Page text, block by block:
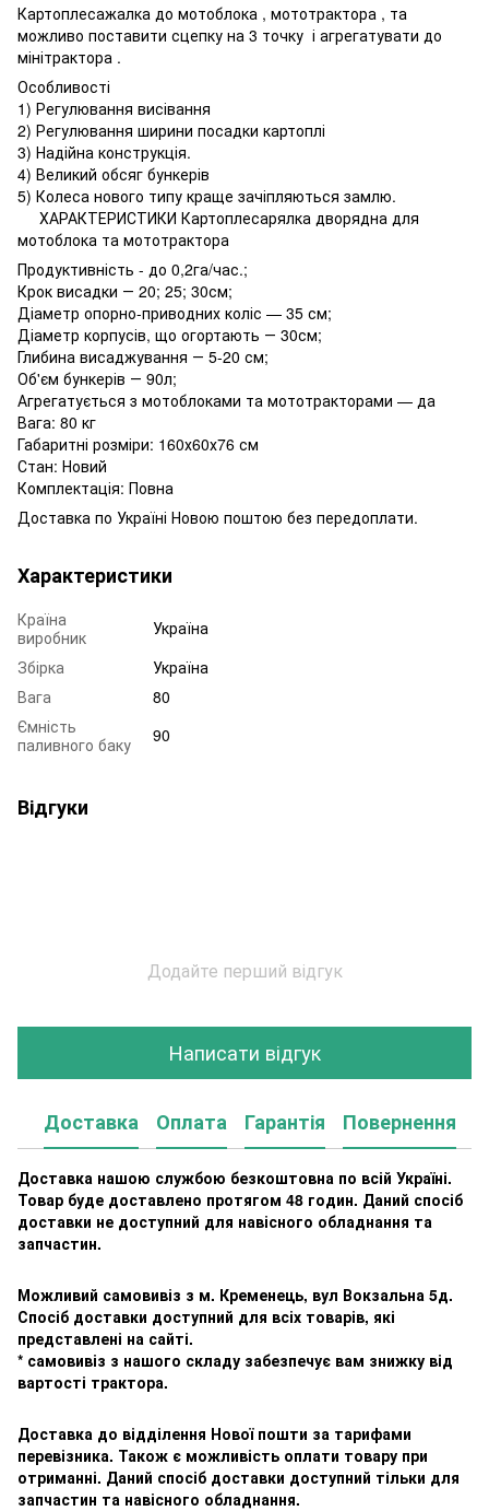
Картоплесажалка до мотоблока , мототрактора , та
можливо поставити сцепку на 3 точку і агрегатувати до
мінітрактора .
Особливості
1) Регулювання висівання
2) Регулювання ширини посадки картоплі
3) Надійна конструкція.
4) Великий обсяг бункерів
5) Колеса нового типу краще зачіпляються замлю.
ХАРАКТЕРИСТИКИ Картоплесарялка дворядна для
мотоблока та мототрактора
Продуктивність - до 0,2га/час.;
Крок висадки ― 20; 25; 30см;
Діаметр опорно-приводних коліс — 35 см;
Діаметр корпусів, що огортають ― 30см;
Глибина висаджування ― 5-20 см;
Об'єм бункерів ― 90л;
Агрегатується з мотоблоками та мототракторами — да
Вага: 80 кг
Габаритні розміри: 160х60х76 см
Стан: Новий
Комплектація: Повна
Доставка по Україні Новою поштою без передоплати.
Характеристики
Країна
виробник
Україна
Збірка
Україна
Вага
80
Ємність
паливного баку
90
Відгуки
Додайте перший відгук
Написати відгук
Доставка Оплата Гарантія Повернення
Доставка нашою службою безкоштовна по всій Україні.
Товар буде доставлено протягом 48 годин. Даний спосіб
доставки не доступний для навісного обладнання та
запчастин.
Можливий самовивіз з м. Кременець, вул Вокзальна 5д.
Спосіб доставки доступний для всіх товарів, які
представлені на сайті.
* самовивіз з нашого складу забезпечує вам знижку від
вартості трактора.
Доставка до відділення Нової пошти за тарифами
перевізника. Також є можливість оплати товару при
отриманні. Даний спосіб доставки доступний тільки для
запчастин та навісного обладнання.